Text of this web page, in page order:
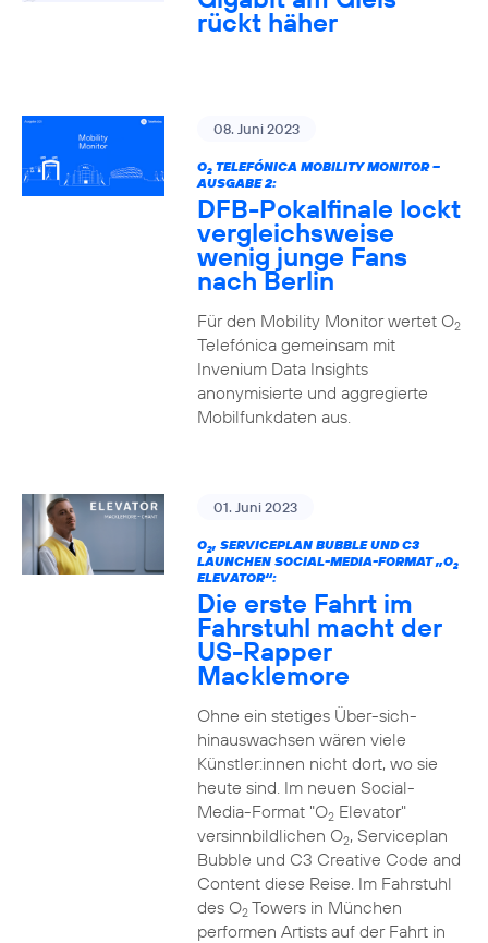
rückt häher
08. Juni 2023
O2TELEFÓNICA MOBILITY MONITOR –
AUSGABE 2:
DFB-Pokalfinale lockt
vergleichsweise
wenig junge Fans
nach Berlin
Für den Mobility Monitor wertet O2
Telefónica gemeinsam mit
Invenium Data Insights
anonymisierte und aggregierte
Mobilfunkdaten aus.
01. Juni 2023
O2, SERVICEPLAN BUBBLE UND C3
LAUNCHEN SOCIAL-MEDIA-FORMAT „O2
ELEVATOR“:
Die erste Fahrt im
Fahrstuhl macht der
US-Rapper
Macklemore
Ohne ein stetiges Über-sich-
hinauswachsen wären viele
Künstler:innen nicht dort, wo sie
heute sind. Im neuen Social-
Media-Format "O2Elevator"
versinnbildlichen O2, Serviceplan
Bubble und C3 Creative Code and
Content diese Reise. Im Fahrstuhl
des O2Towers in München
performen Artists auf der Fahrt in